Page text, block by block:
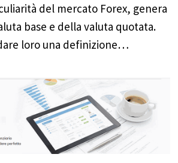
del mercato Forex, genera
base e della valuta quotata.
loro una definizione…